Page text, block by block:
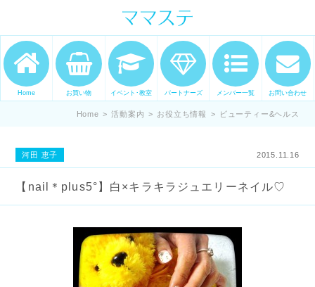
ママの才能発信します。 手づくり
表現ステージ ママステ スキル・セ
ンスを表現したいママが集まって
ます。
Home お買い物 イベント･教室 パートナーズ メンバー一覧 お問い合わせ
Home > 活動案内 > お役立ち情報 > ビューティー&ヘルス
河田 恵子 2015.11.16
【nail＊plus5°】白×キラキラジュエリーネイル♡